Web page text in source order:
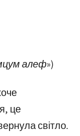
алеф»)
це
світло.